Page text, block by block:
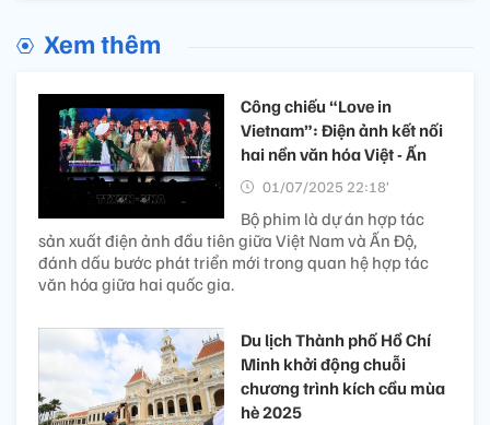
Xem thêm
Công chiếu “Love in
Vietnam”: Điện ảnh kết nối
hai nền văn hóa Việt - Ấn
01/07/2025 22:18’
Bộ phim là dự án hợp tác
sản xuất điện ảnh đầu tiên giữa Việt Nam và Ấn Độ,
đánh dấu bước phát triển mới trong quan hệ hợp tác
văn hóa giữa hai quốc gia.
Du lịch Thành phố Hồ Chí
Minh khởi động chuỗi
chương trình kích cầu mùa
hè 2025